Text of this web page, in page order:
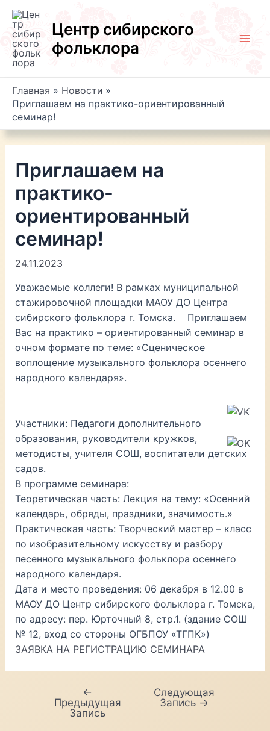
Перейти
содержимомуЦентр сибирского
фольклора
Главная
Новости
Приглашаем на практико-ориентированный
семинар!
Приглашаем на
практико-
ориентированный
семинар!
24.11.2023
Уважаемые коллеги! В рамках муниципальной
стажировочной площадки МАОУ ДО Центра
сибирского фольклора г. Томска. Приглашаем
Вас на практико – ориентированный семинар в
очном формате по теме: «Сценическое
воплощение музыкального фольклора осеннего
народного календаря».
Участники: Педагоги дополнительного
образования, руководители кружков,
методисты, учителя СОШ, воспитатели детских
садов.
В программе семинара:
Теоретическая часть: Лекция на тему: «Осенний
календарь, обряды, праздники, значимость.»
Практическая часть: Творческий мастер – класс
по изобразительному искусству и разбору
песенного музыкального фольклора осеннего
народного календаря.
Дата и место проведения: 06 декабря в 12.00 в
МАОУ ДО Центр сибирского фольклора г. Томска,
по адресу: пер. Юрточный 8, стр.1. (здание СОШ
№ 12, вход со стороны ОГБПОУ «ТГПК»)
ЗАЯВКА НА РЕГИСТРАЦИЮ СЕМИНАРА
Навигация←
Предыдущая
Запись
Следующая
Запись →